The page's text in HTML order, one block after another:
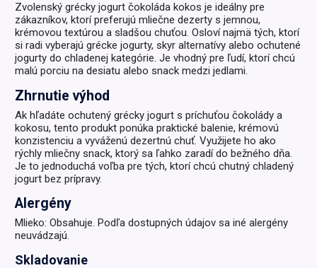
Zvolenský grécky jogurt čokoláda kokos je ideálny pre
zákazníkov, ktorí preferujú mliečne dezerty s jemnou,
krémovou textúrou a sladšou chuťou. Osloví najmä tých, ktorí
si radi vyberajú grécke jogurty, skyr alternatívy alebo ochutené
jogurty do chladenej kategórie. Je vhodný pre ľudí, ktorí chcú
malú porciu na desiatu alebo snack medzi jedlami.
Zhrnutie výhod
Ak hľadáte ochutený grécky jogurt s príchuťou čokolády a
kokosu, tento produkt ponúka praktické balenie, krémovú
konzistenciu a vyváženú dezertnú chuť. Využijete ho ako
rýchly mliečny snack, ktorý sa ľahko zaradí do bežného dňa.
Je to jednoduchá voľba pre tých, ktorí chcú chutný chladený
jogurt bez prípravy.
Alergény
Mlieko: Obsahuje. Podľa dostupných údajov sa iné alergény
neuvádzajú.
Skladovanie